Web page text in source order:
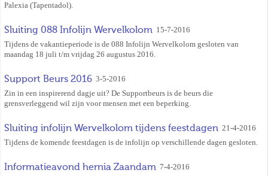
Palexia (Tapentadol).
Sluiting 088 Infolijn Wervelkolom 15-7-2016
Tijdens de vakantieperiode is de 088 Infolijn Wervelkolom gesloten van
maandag 18 juli t/m vrijdag 26 augustus 2016.
Support Beurs 2016 3-5-2016
Zin in een inspirerend dagje uit? De Supportbeurs is de beurs die
grensverleggend wil zijn voor mensen met een beperking.
Sluiting infolijn Wervelkolom tijdens feestdagen 21-4-2016
Tijdens de komende feestdagen is de infolijn op verschillende dagen gesloten.
Informatieavond hernia Zaandam 7-4-2016